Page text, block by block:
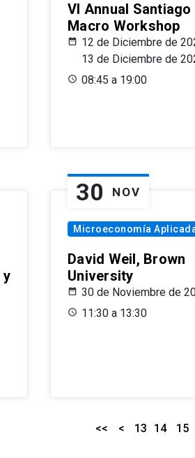
VI Annual Santiago
Macro Workshop
12 de Diciembre de
13 de Diciembre de
08:45 a 19:00
y
30 NOV
Microeconomía
David Weil, Brown
University
30 de Noviembre de
11:30 a 13:30
<< < 13 14 15